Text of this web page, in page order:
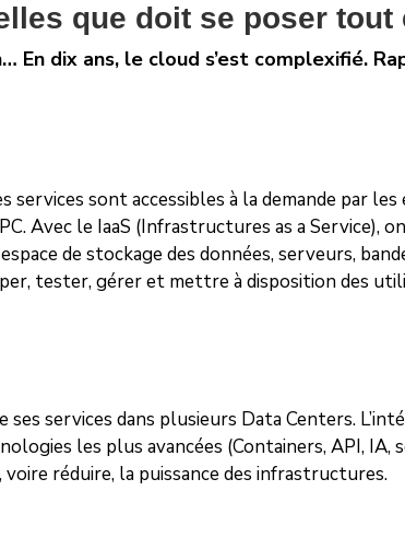
que doit se poser tout
En dix ans, le cloud s’est complexifié.
sont accessibles à la demande par
Avec le IaaS (Infrastructures as a Service),
de stockage des données, serveurs,
tester, gérer et mettre à disposition des
services dans plusieurs Data Centers.
les plus avancées (Containers, API, IA,
réduire, la puissance des infrastructures.